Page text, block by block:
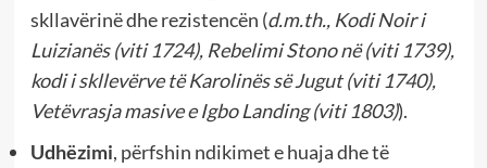
skllavërinë dhe rezistencën (d.m.th., Kodi Noir i
Luizianës (viti 1724), Rebelimi Stono në (viti 1739),
kodi i skllevërve të Karolinës së Jugut (viti 1740),
Vetëvrasja masive e Igbo Landing (viti 1803)).
Udhëzimi, përfshin ndikimet e huaja dhe të